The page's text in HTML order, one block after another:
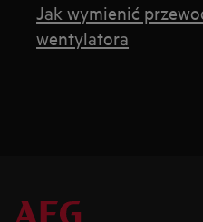
Jak wymienić
wentylatora